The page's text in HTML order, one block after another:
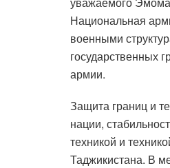
Национальная
военными
государственных
армии.
Защита границ и
нации,
техникой и
Таджикистана. В